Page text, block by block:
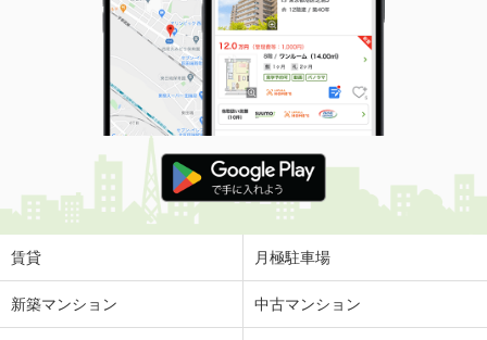
賃貸 月極駐車場
新築マンション 中古マンション